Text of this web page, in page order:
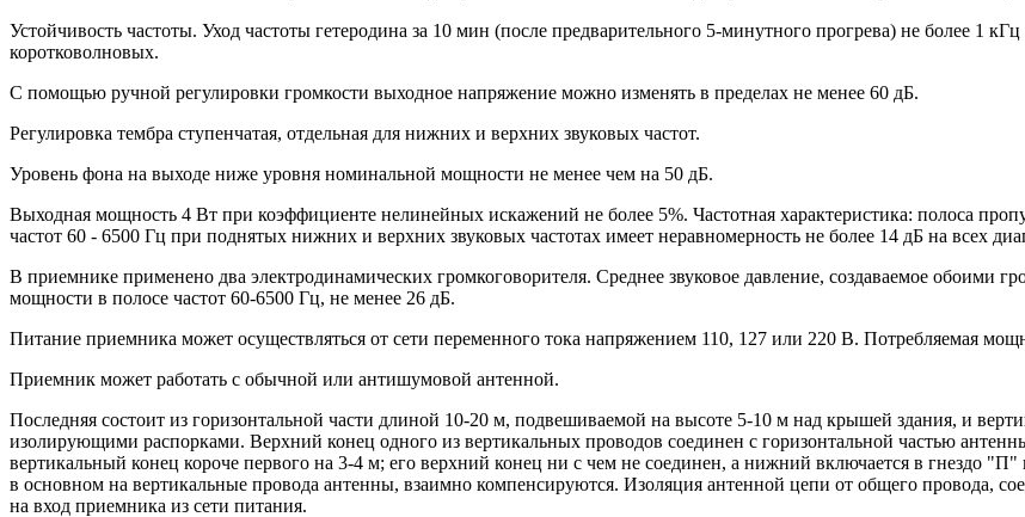
Устойчивость частоты. Уход частоты гетеродина за 10 мин (после предварительного 5-минутного прогрева) не более 1
коротковолновых.
С помощью ручной регулировки громкости выходное напряжение можно изменять в пределах не менее 60 дБ.
Регулировка тембра ступенчатая, отдельная для нижних и верхних звуковых частот.
Уровень фона на выходе ниже уровня номинальной мощности не менее чем на 50 дБ.
Выходная мощность 4 Вт при коэффициенте нелинейных искажений не более 5%. Частотная характеристика: полоса
частот 60 - 6500 Гц при поднятых нижних и верхних звуковых частотах имеет неравномерность не более 14 дБ на всех
В приемнике применено два электродинамических громкоговорителя. Среднее звуковое давление, создаваемое обоими
мощности в полосе частот 60-6500 Гц, не менее 26 дБ.
Питание приемника может осуществляться от сети переменного тока напряжением 110, 127 или 220 В. Потребляемая
Приемник может работать с обычной или антишумовой антенной.
Последняя состоит из горизонтальной части длиной 10-20 м, подвешиваемой на высоте 5-10 м над крышей здания, и
изолирующими распорками. Верхний конец одного из вертикальных проводов соединен с горизонтальной частью
вертикальный конец короче первого на 3-4 м; его верхний конец ни с чем не соединен, а нижний включается в гнездо
в основном на вертикальные провода антенны, взаимно компенсируются. Изоляция антенной цепи от общего провода,
на вход приемника из сети питания.